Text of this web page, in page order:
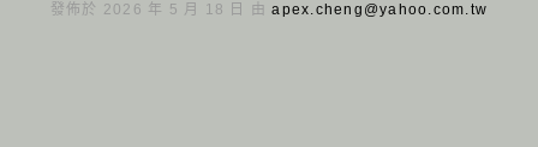
發佈於 2026 年 5 月 18 日 由apex.cheng@yahoo.com.tw